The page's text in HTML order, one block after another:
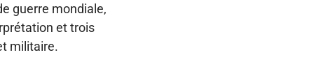
guerre mondiale,
et trois
militaire.